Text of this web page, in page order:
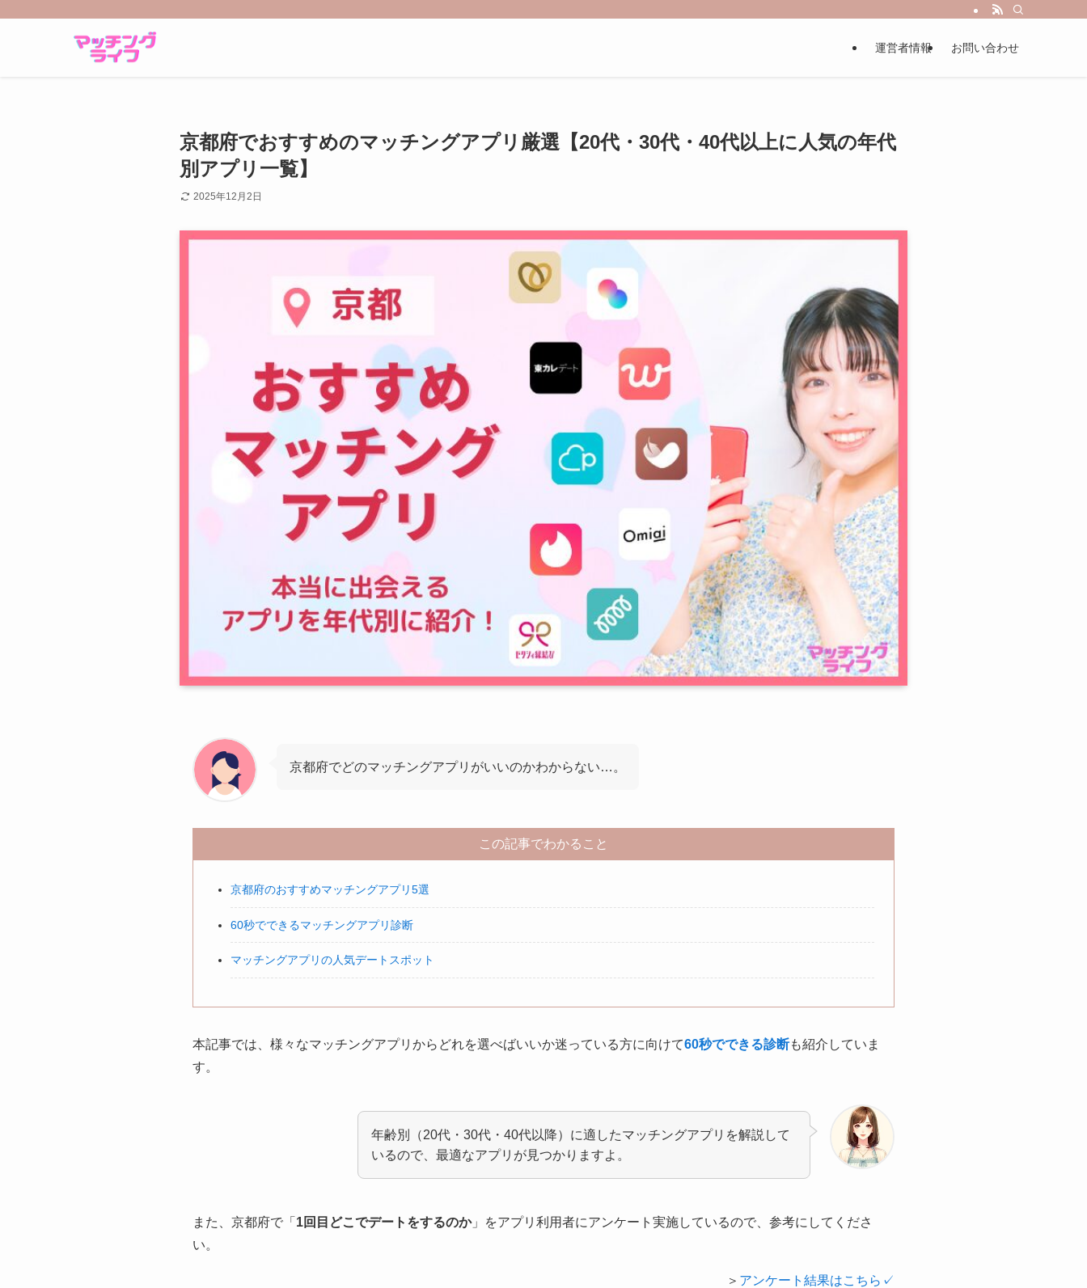
運営者情報 お問い合わせ
京都府でおすすめのマッチングアプリ厳選【20代・30代・40代以上に人気の年代
別アプリ一覧】
2025年12月2日
京都府でどのマッチングアプリがいいのかわからない…。
この記事でわかること
京都府のおすすめマッチングアプリ5選
60秒でできるマッチングアプリ診断
マッチングアプリの人気デートスポット
本記事では、様々なマッチングアプリからどれを選べばいいか迷っている方に向けて60秒でできる診断も紹介していま
す。
年齢別（20代・30代・40代以降）に適したマッチングアプリを解説して
いるので、最適なアプリが見つかりますよ。
また、京都府で「 1回目どこでデートをするのか」をアプリ利用者にアンケート実施しているので、参考にしてくださ
い。
＞ アンケート結果はこちら✓